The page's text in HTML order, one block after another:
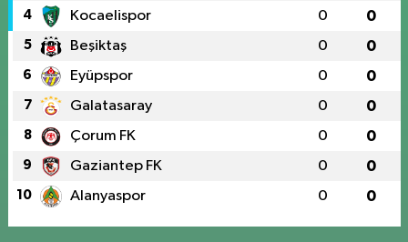
4 Kocaelispor 0 0
5 Beşiktaş 0 0
6 Eyüpspor 0 0
7 Galatasaray 0 0
8 Çorum FK 0 0
9 Gaziantep FK 0 0
10 Alanyaspor 0 0